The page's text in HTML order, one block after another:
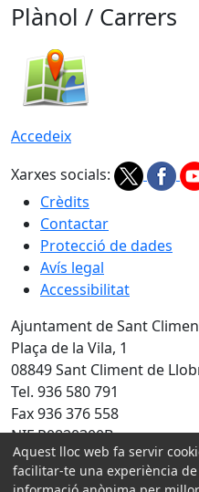
Plànol / Carrers
Accedeix
Xarxes socials:
Crèdits
Contactar
Protecció de dades
Avís legal
Accessibilitat
Ajuntament de Sant
Plaça de la Vila, 1
08849 Sant Climent de
Tel. 936 580 791
Fax 936 376 558
NIF P0820300B
Amb la col·laboració de:
Aquest lloc web fa servir
facilitar-te una experiència